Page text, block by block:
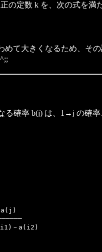
定数 k を、次の式を満
て大きくなるため、そ
る確率 b(j) は、1→j の
－a(i2)